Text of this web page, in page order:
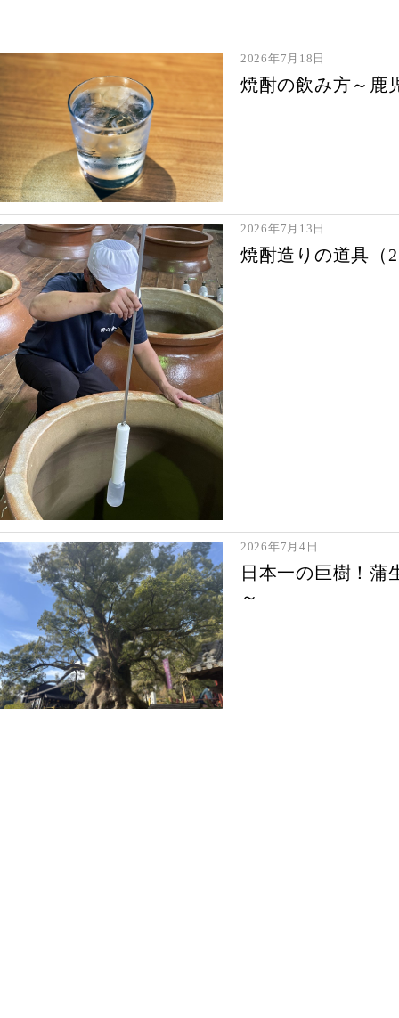
2026年7月18日
焼酎の飲み方～鹿
2026年7月13日
焼酎造りの道具（
2026年7月4日
日本一の巨樹！蒲
～